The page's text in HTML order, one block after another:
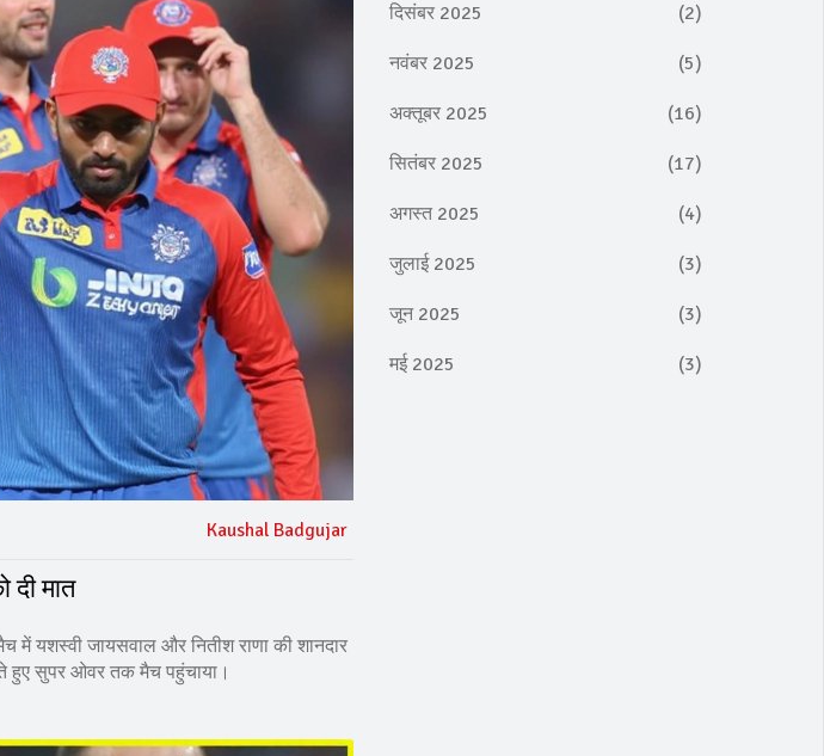
Kaushal Badgujar
मात
यशस्वी जायसवाल और नितीश राणा की शानदार
हुए सुपर ओवर तक मैच पहुंचाया।
दिसंबर 2025 (2)
नवंबर 2025 (5)
अक्तूबर 2025 (16)
सितंबर 2025 (17)
अगस्त 2025 (4)
जुलाई 2025 (3)
जून 2025 (3)
मई 2025 (3)